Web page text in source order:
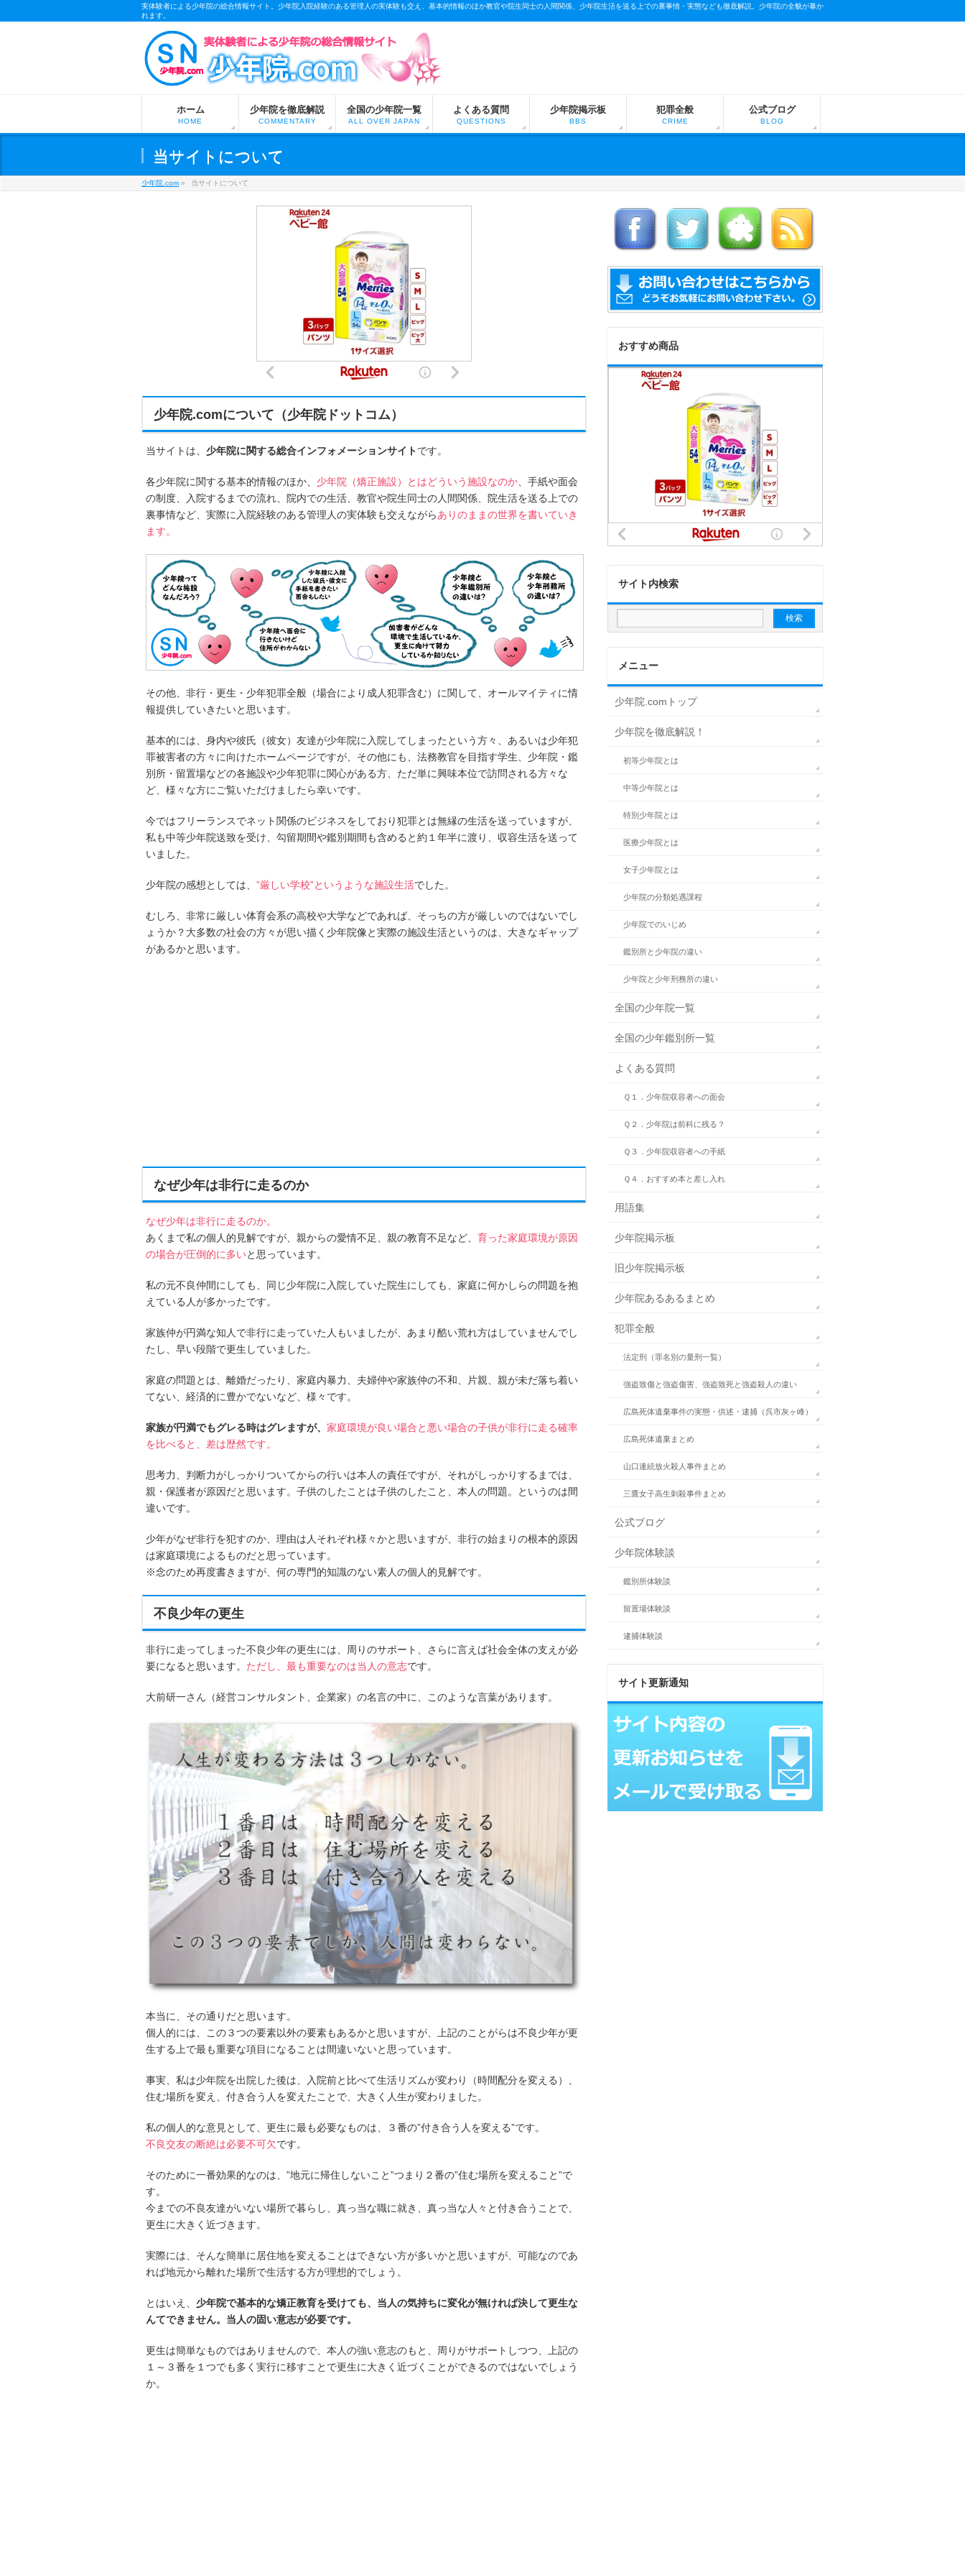
実体験者による少年院の総合情報サイト。少年院入院経験のある管理人の実体験も交え、基本的情報のほか教官や院生同士の人間関係、少年院生活を送る上での裏事情・実態なども徹底解説。少年院の全貌が暴か
れます。
ホーム
HOME
少年院を徹底解説
COMMENTARY
全国の少年院一覧
ALL OVER JAPAN
よくある質問
QUESTIONS
少年院掲示板
BBS
犯罪全般
CRIME
公式ブログ
BLOG
当サイトについて
少年院.com » 当サイトについて
少年院.comについて（少年院ドットコム）
当サイトは、 少年院に関する総合インフォメーションサイトです。
各少年院に関する基本的情報のほか、 少年院（矯正施設）とはどういう施設なのか 、手紙や面会
の制度、入院するまでの流れ、院内での生活、教官や院生同士の人間関係、院生活を送る上での
裏事情など、実際に入院経験のある管理人の実体験も交えながらありのままの世界を書いていき
ます。
その他、非行・更生・少年犯罪全般（場合により成人犯罪含む）に関して、オールマイティに情
報提供していきたいと思います。
基本的には、身内や彼氏（彼女）友達が少年院に入院してしまったという方々、あるいは少年犯
罪被害者の方々に向けたホームページですが、その他にも、法務教官を目指す学生、少年院・鑑
別所・留置場などの各施設や少年犯罪に関心がある方、ただ単に興味本位で訪問される方々な
ど、様々な方にご覧いただけましたら幸いです。
今ではフリーランスでネット関係のビジネスをしており犯罪とは無縁の生活を送っていますが、
私も中等少年院送致を受け、勾留期間や鑑別期間も含めると約１年半に渡り、収容生活を送って
いました。
少年院の感想としては、 ”厳しい学校”というような施設生活でした。
むしろ、非常に厳しい体育会系の高校や大学などであれば、そっちの方が厳しいのではないでし
ょうか？大多数の社会の方々が思い描く少年院像と実際の施設生活というのは、大きなギャップ
があるかと思います。
なぜ少年は非行に走るのか
なぜ少年は非行に走るのか。
あくまで私の個人的見解ですが、親からの愛情不足、親の教育不足など、 育った家庭環境が原因
の場合が圧倒的に多いと思っています。
私の元不良仲間にしても、同じ少年院に入院していた院生にしても、家庭に何かしらの問題を抱
えている人が多かったです。
家族仲が円満な知人で非行に走っていた人もいましたが、あまり酷い荒れ方はしていませんでし
たし、早い段階で更生していました。
家庭の問題とは、離婚だったり、家庭内暴力、夫婦仲や家族仲の不和、片親、親が未だ落ち着い
てない、経済的に豊かでないなど、様々です。
家族が円満でもグレる時はグレますが、 家庭環境が良い場合と悪い場合の子供が非行に走る確率
を比べると、差は歴然です。
思考力、判断力がしっかりついてからの行いは本人の責任ですが、それがしっかりするまでは、
親・保護者が原因だと思います。子供のしたことは子供のしたこと、本人の問題。というのは間
違いです。
少年がなぜ非行を犯すのか、理由は人それぞれ様々かと思いますが、非行の始まりの根本的原因
は家庭環境によるものだと思っています。
※念のため再度書きますが、何の専門的知識のない素人の個人的見解です。
不良少年の更生
非行に走ってしまった不良少年の更生には、周りのサポート、さらに言えば社会全体の支えが必
要になると思います。 ただし、最も重要なのは当人の意志です。
大前研一さん（経営コンサルタント、企業家）の名言の中に、このような言葉があります。
本当に、その通りだと思います。
個人的には、この３つの要素以外の要素もあるかと思いますが、上記のことがらは不良少年が更
生する上で最も重要な項目になることは間違いないと思っています。
事実、私は少年院を出院した後は、入院前と比べて生活リズムが変わり（時間配分を変える）、
住む場所を変え、付き合う人を変えたことで、大きく人生が変わりました。
私の個人的な意見として、更生に最も必要なものは、３番の”付き合う人を変える”です。
不良交友の断絶は必要不可欠です。
そのために一番効果的なのは、”地元に帰住しないこと”つまり２番の”住む場所を変えること”で
す。
今までの不良友達がいない場所で暮らし、真っ当な職に就き、真っ当な人々と付き合うことで、
更生に大きく近づきます。
実際には、そんな簡単に居住地を変えることはできない方が多いかと思いますが、可能なのであ
れば地元から離れた場所で生活する方が理想的でしょう。
とはいえ、 少年院で基本的な矯正教育を受けても、当人の気持ちに変化が無ければ決して更生な
んてできません。当人の固い意志が必要です。
更生は簡単なものではありませんので、本人の強い意志のもと、周りがサポートしつつ、上記の
１～３番を１つでも多く実行に移すことで更生に大きく近づくことができるのではないでしょう
か。
おすすめ商品
サイト内検索
メニュー
少年院.comトップ
少年院を徹底解説！
初等少年院とは
中等少年院とは
特別少年院とは
医療少年院とは
女子少年院とは
少年院の分類処遇課程
少年院でのいじめ
鑑別所と少年院の違い
少年院と少年刑務所の違い
全国の少年院一覧
全国の少年鑑別所一覧
よくある質問
Ｑ１．少年院収容者への面会
Ｑ２．少年院は前科に残る？
Ｑ３．少年院収容者への手紙
Ｑ４．おすすめ本と差し入れ
用語集
少年院掲示板
旧少年院掲示板
少年院あるあるまとめ
犯罪全般
法定刑（罪名別の量刑一覧）
強盗致傷と強盗傷害、強盗致死と強盗殺人の違い
広島死体遺棄事件の実態・供述・逮捕（呉市灰ヶ峰）
広島死体遺棄まとめ
山口連続放火殺人事件まとめ
三鷹女子高生刺殺事件まとめ
公式ブログ
少年院体験談
鑑別所体験談
留置場体験談
逮捕体験談
サイト更新通知